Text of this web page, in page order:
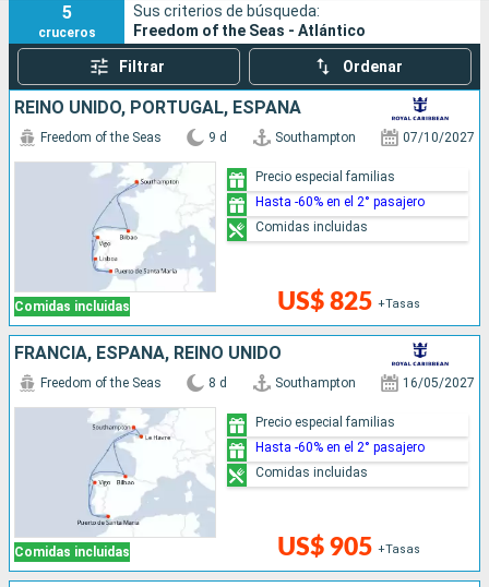
Buscar
5
cruceros
Sus criterios de búsqueda:
Freedom of the Seas - Atlántico
Filtrar Ordenar
REINO UNIDO, PORTUGAL, ESPAÑA
Comidas incluidas
Freedom of the Seas 9 d Southampton 07/10/2027
US$ 825 +Tasas
Precio especial familias
Hasta -60% en el 2° pasajero
Comidas incluidas
FRANCIA, ESPAÑA, REINO UNIDO
Comidas incluidas
Freedom of the Seas 8 d Southampton 16/05/2027
US$ 905 +Tasas
Precio especial familias
Hasta -60% en el 2° pasajero
Comidas incluidas